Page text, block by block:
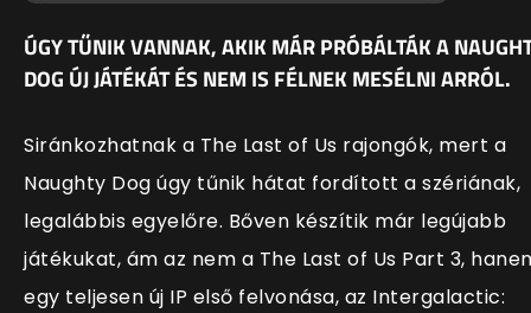
ÚGY TŰNIK VANNAK, AKIK MÁR PRÓBÁLTÁK A
DOG ÚJ JÁTÉKÁT ÉS NEM IS FÉLNEK MESÉLNI ARRÓL.
Siránkozhatnak a The Last of Us rajongók, mert a
Naughty Dog úgy tűnik hátat fordított a szériának,
legalábbis egyelőre. Bőven készítik már legújabb
játékukat, ám az nem a The Last of Us Part 3,
egy teljesen új IP első felvonása, az Intergalactic: